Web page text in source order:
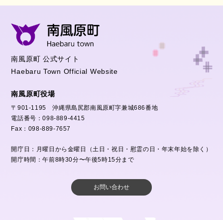
南風原町 公式サイト
Haebaru Town Official Website
南風原町役場
〒901-1195 沖縄県島尻郡南風原町字兼城686番地
電話番号：098-889-4415
Fax：098-889-7657
開庁日：月曜日から金曜日（土日・祝日・慰霊の日・年末年始を除く）
開庁時間：午前8時30分〜午後5時15分まで
お問い合わせ